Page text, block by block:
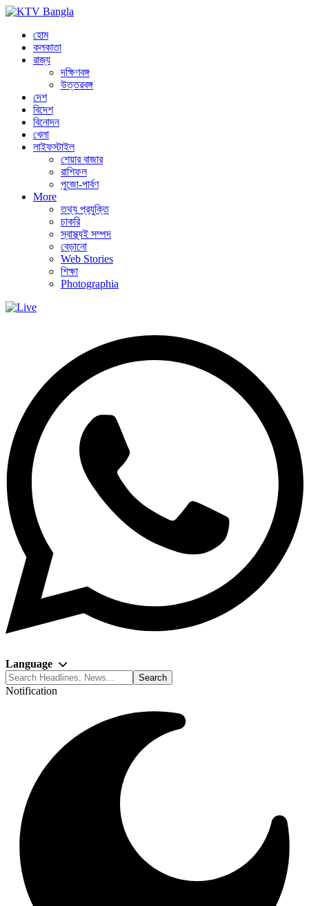
হোম
কলকাতা
রাজ্য
দক্ষিণবঙ্গ
উত্তরবঙ্গ
দেশ
বিদেশ
বিনোদন
খেলা
লাইফস্টাইল
শেয়ার বাজার
রাশিফল
পুজো-পার্বণ
More
তথ্য প্রযুক্তি
চাকরি
স্বাস্থ্যই সম্পদ
বেড়ানো
Web Stories
শিক্ষা
Photographia
Language
Notification